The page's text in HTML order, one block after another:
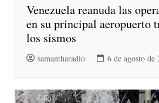
Venezuela reanuda las
en su principal aeropuerto
los sismos
samantharadio 6 de agosto de